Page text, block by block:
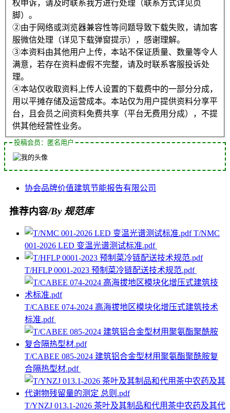
权申诉，请及时联系我方进行处理（联系方式详见页
脚）。
②由于网络或浏览器兼容性等问题导致下载失败，请加客
服微信处理（详见下载弹窗提示），感谢理解。
③本资料由其他用户上传，本站不保证质量、数量等令人
满意，若存在资料虚假不完整，请及时联系客服投诉处
理。
④本站仅收取资料上传人设置的下载费中的一部分分成，
用以平摊存储及运营成本。本站仅为用户提供资料分享平
台，且会员之间资料免费共享（平台无费用分成），不提
供其他经营性业务。
投稿会员：匿名用户
协会品牌价值建筑节能报告有限公司
推荐内容/By 规范库
T/NMC
001-2026 LED 变温光谱测试标准.pdf
T/HFLP 0001-2023 预制菜冷链配送技术规范.pdf
T/CABEE 074-2024 高海拔地区模块化增压式建筑技术
标准.pdf
T/CABEE 085-2024 建筑铝合金型材用聚氨酯聚酰胺复
合隔热型材.pdf
T/YNZJ 013.1-2026 茶叶及其制品和代用茶中农药及其代